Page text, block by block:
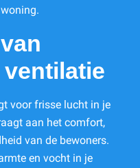
voor frisse lucht in je
aan het comfort,
van de bewoners.
en vocht in je